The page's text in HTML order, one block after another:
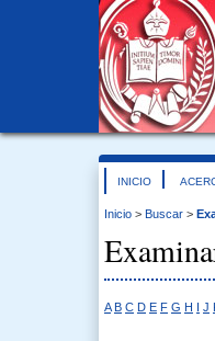
INICIO
Inicio > Buscar >
A B C D E F G H I J